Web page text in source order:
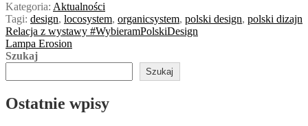
Kategoria: Aktualności
Tagi: design, locosystem, organicsystem, polski design, polski dizajn
Nawigacja
wpisu
Poprzedni
wpis:
Relacja z wystawy #WybieramPolskiDesign
Następny
wpis:
Lampa Erosion
Szukaj
Szukaj
Ostatnie wpisy